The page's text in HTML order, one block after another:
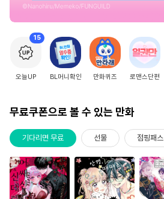
15
오늘UP BL머니확인 만화퀴즈 로맨스단편
무료쿠폰으로 볼 수 있는 만화
기다리면 무료 선물 점핑패스